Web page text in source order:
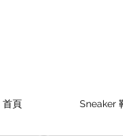
首頁 Sneaker